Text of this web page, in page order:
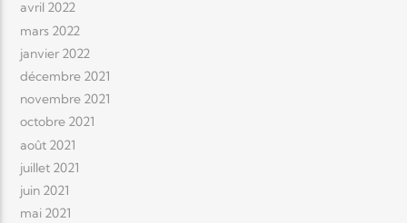
avril 2022
mars 2022
janvier 2022
décembre 2021
novembre 2021
octobre 2021
août 2021
juillet 2021
juin 2021
mai 2021